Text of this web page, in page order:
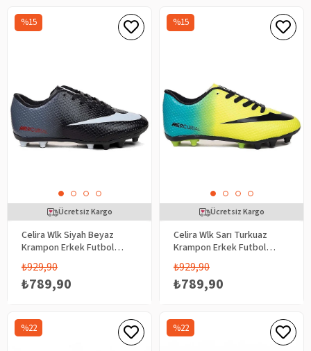
Celira Wlk Siyah Beyaz
Krampon Erkek Futbol
Ayakkabı
₺789,90
₺929,90
%15
Ücretsiz Kargo
Celira Wlk Sarı Turkuaz
Krampon Erkek Futbol
Ayakkabı
₺789,90
₺929,90
%15
Ücretsiz Kargo
%22 %22